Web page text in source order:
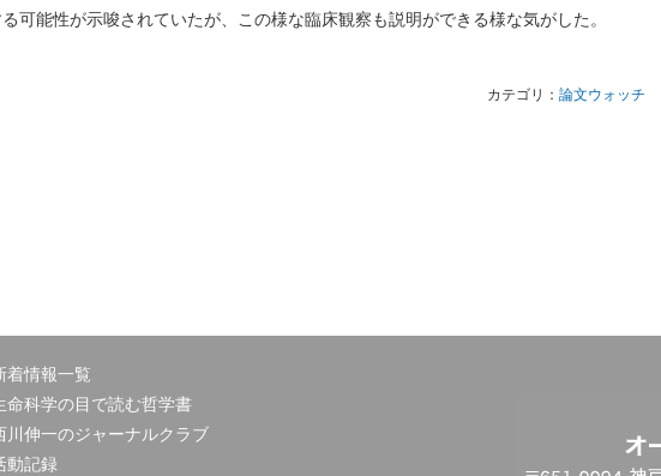
可能性が示唆されていたが、この様な臨床観察も説明ができる様な気がした。
カテゴリ： 論文ウォッチ
着情報一覧
命科学の目で読む哲学書
川伸一のジャーナルクラブ
動記録